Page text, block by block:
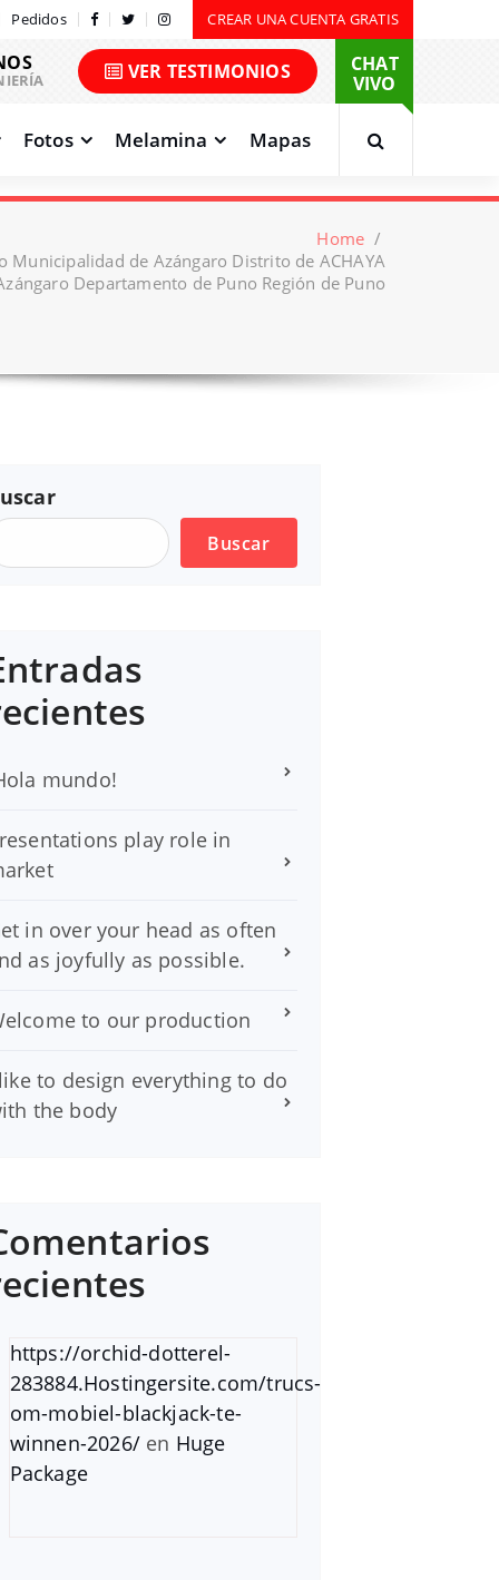
Pedidos CREAR UNA CUENTA GRATIS
VER TESTIMONIOS
CHAT
VIVO
Fotos Melamina Mapas
Home /
Municipalidad de Azángaro Distrito de ACHAYA
Departamento de Puno Región de Puno
Buscar
mundo!
play role in
in over your head as often
as joyfully as possible.
to our production
to design everything to do
the body
https://orchid-dotterel-
283884.Hostingersite.com/trucs-
om-mobiel-blackjack-te-
winnen-2026/en Huge
Package